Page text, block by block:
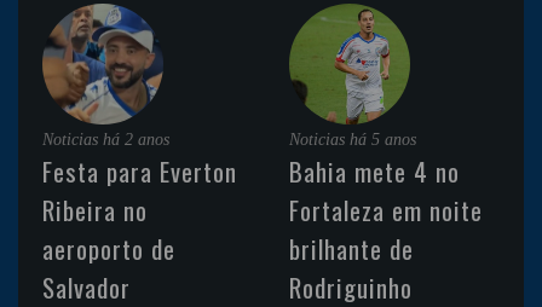
Noticias há 2 anos
Festa para Everton
Ribeira no
aeroporto de
Salvador
Noticias há 5 anos
Bahia mete 4 no
Fortaleza em noite
brilhante de
Rodriguinho